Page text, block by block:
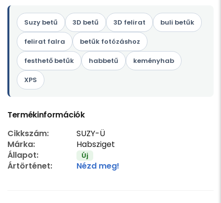
Suzy betű 3D betű 3D felirat buli betűk
felirat falra betűk fotózáshoz
festhető betűk habbetű keményhab
XPS
Termékinformációk
Cikkszám:
SUZY-Ü
Márka:
Habsziget
Állapot:
Új
Ártörténet: Nézd meg!